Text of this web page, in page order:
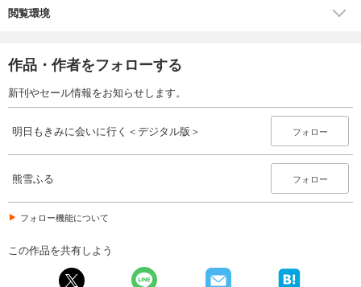
閲覧環境
作品・作者をフォローする
新刊やセール情報をお知らせします。
明日もきみに会いに行く＜デジタル版＞ フォロー
熊雪ふる フォロー
フォロー機能について
この作品を共有しよう